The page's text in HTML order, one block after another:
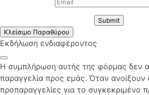
Submit
Κλείσιμο Παραθύρου
Εκδήλωση ενδιαφέροντος
Η συμπλήρωση αυτής της φόρμας δεν
παραγγελία προς εμάς. Όταν ανοίξουν
προπαραγγελίες για το συγκεκριμένο